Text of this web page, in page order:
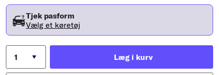
Tjek pasform
Vælg et køretøj
Læg i kurv